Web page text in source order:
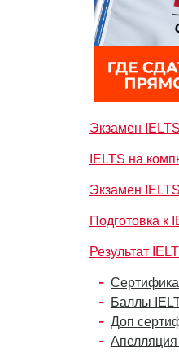
Экзамен IELTS
IELTS на
Экзамен
Подготовка к
Результат
Баллы
Доп
Апелляция